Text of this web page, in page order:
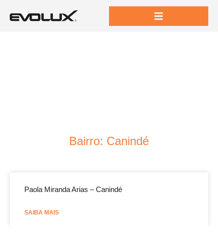
Bairro: Canindé
Paola Miranda Arias – Canindé
SAIBA MAIS